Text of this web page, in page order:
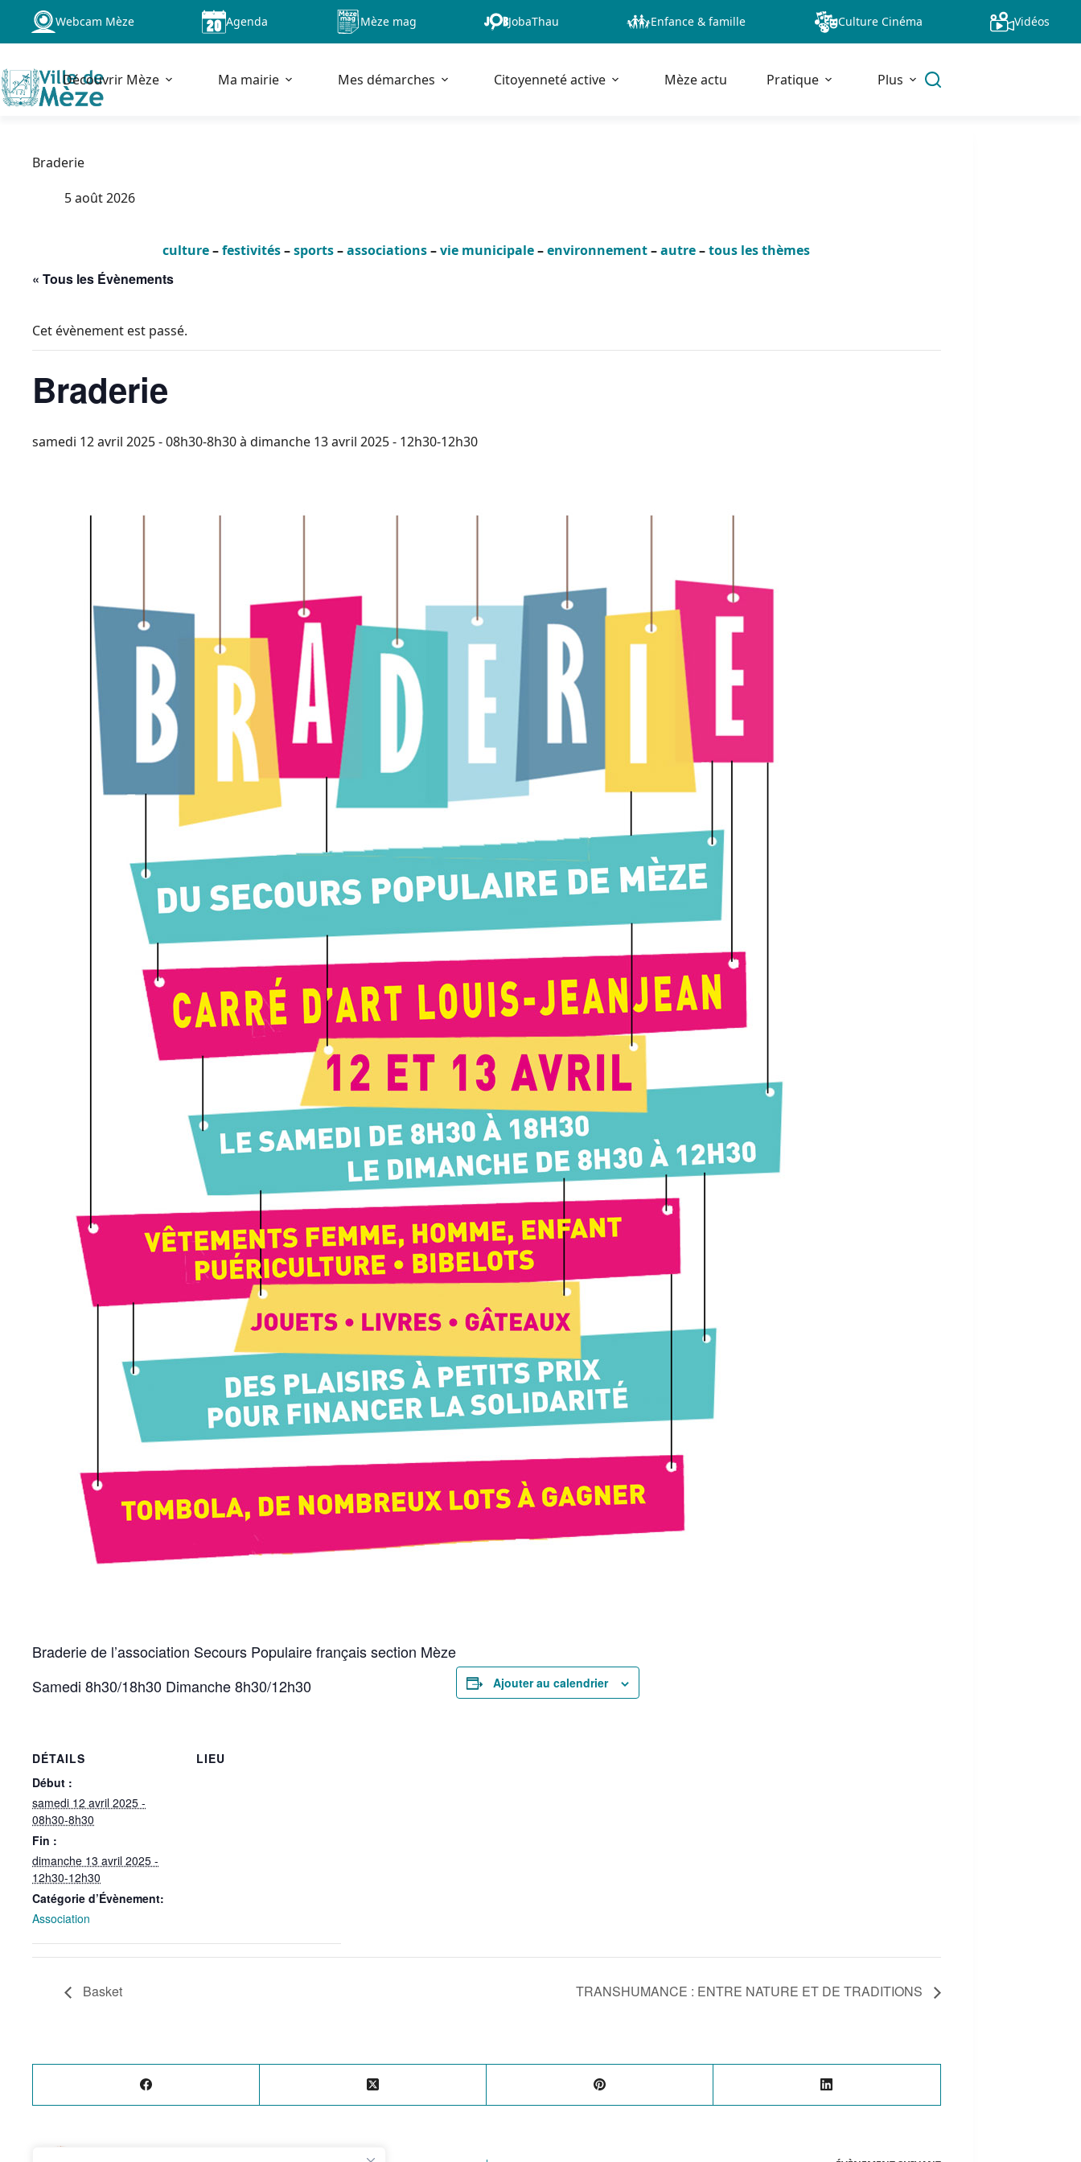
Passer
contenu
Webcam Mèze Agenda Mèze mag JobaThau Enfance & famille Culture Cinéma Vidéos
Découvrir Mèze Ma mairie Mes démarches Citoyenneté active Mèze actu Pratique Plus
Braderie
5 août 2026
culture–festivités–sports–associations–vie municipale–environnement–autre–tous les thèmes
« Tous les Évènements
Cet évènement est passé.
Braderie
samedi 12 avril 2025 - 08h30-8h30à dimanche 13 avril 2025 - 12h30-12h30
Braderie de l’association Secours Populaire français section Mèze
Samedi 8h30/18h30 Dimanche 8h30/12h30
Ajouter au calendrier
DÉTAILS
Début :
samedi 12 avril 2025 -
08h30-8h30
Fin :
dimanche 13 avril 2025 -
12h30-12h30
Catégorie d’Évènement:
Association
LIEU
Basket TRANSHUMANCE : ENTRE NATURE ET DE TRADITIONS